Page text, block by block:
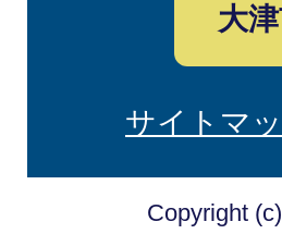
大
サイトマ
Copyright